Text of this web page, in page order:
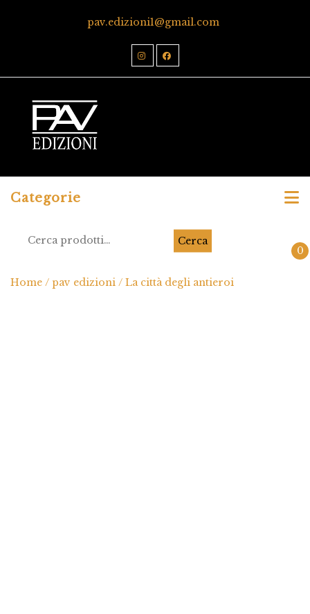
pav.edizioni1@gmail.com
Categorie
Cerca
0
Home / pav edizioni / La città degli antieroi